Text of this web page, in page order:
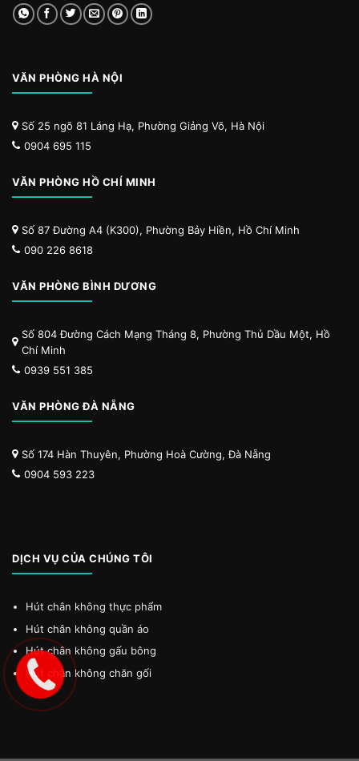
VĂN PHÒNG HÀ NỘI
Số 25 ngõ 81 Láng Hạ, Phường Giảng Võ, Hà Nội
0904 695 115
VĂN PHÒNG HỒ CHÍ MINH
Số 87 Đường A4 (K300), Phường Bảy Hiền, Hồ Chí Minh
090 226 8618
VĂN PHÒNG BÌNH DƯƠNG
Số 804 Đường Cách Mạng Tháng 8, Phường Thủ Dầu Một, Hồ
Chí Minh
0939 551 385
VĂN PHÒNG ĐÀ NẴNG
Số 174 Hàn Thuyên, Phường Hoà Cường, Đà Nẵng
0904 593 223
DỊCH VỤ CỦA CHÚNG TÔI
Hút chân không thực phẩm
Hút chân không quần áo
Hút chân không gấu bông
Hút chân không chăn gối